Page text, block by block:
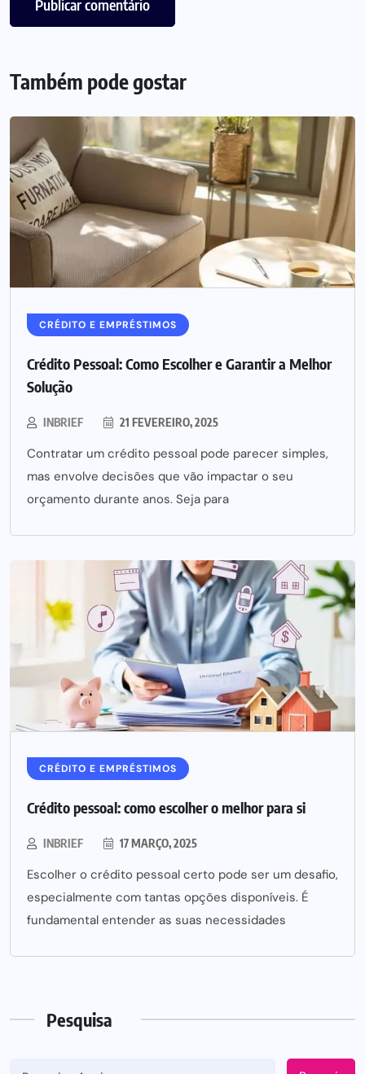
Também pode gostar
CRÉDITO E EMPRÉSTIMOS
Crédito Pessoal: Como Escolher e Garantir a Melhor
Solução
INBRIEF 21 FEVEREIRO, 2025
Contratar um crédito pessoal pode parecer simples,
mas envolve decisões que vão impactar o seu
orçamento durante anos. Seja para
CRÉDITO E EMPRÉSTIMOS
Crédito pessoal: como escolher o melhor para si
INBRIEF 17 MARÇO, 2025
Escolher o crédito pessoal certo pode ser um desafio,
especialmente com tantas opções disponíveis. É
fundamental entender as suas necessidades
Pesquisa